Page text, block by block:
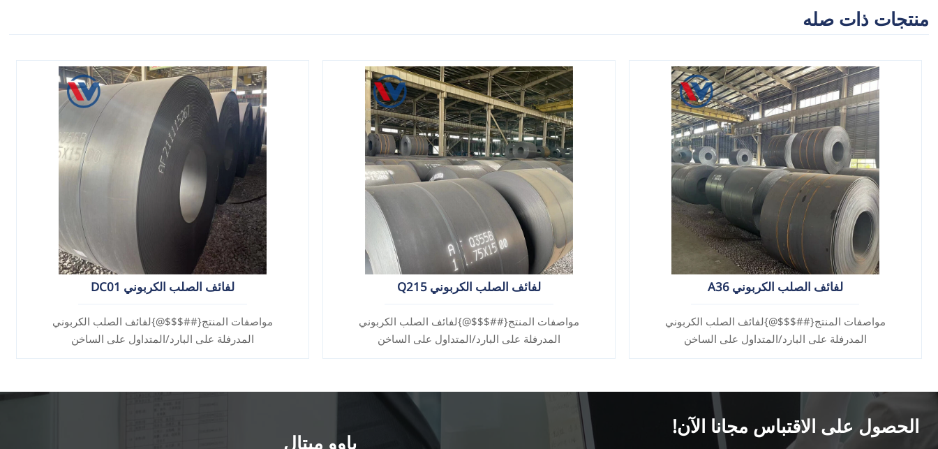
منتجات ذات صله
لفائف الصلب الكربوني DC01
مواصفات المنتج{##$$$@}لفائف الصلب الكربوني
المدرفلة على البارد/المتداول على الساخن
لفائف الصلب الكربوني Q215
مواصفات المنتج{##$$$@}لفائف الصلب الكربوني
المدرفلة على البارد/المتداول على الساخن
لفائف الصلب الكربوني A36
مواصفات المنتج{##$$$@}لفائف الصلب الكربوني
المدرفلة على البارد/المتداول على الساخن
باوو ميتال
الحصول على الاقتباس مجانا الآن!